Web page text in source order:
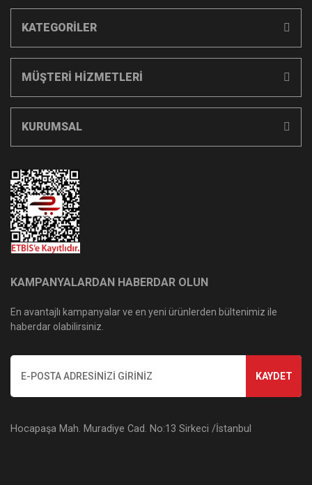
KATEGORİLER
MÜŞTERİ HİZMETLERİ
KURUMSAL
KAMPANYALARDAN HABERDAR OLUN
En avantajlı kampanyalar ve en yeni ürünlerden bültenimiz ile
haberdar olabilirsiniz.
KAYDET
Hocapaşa Mah. Muradiye Cad. No:13 Sirkeci /İstanbul